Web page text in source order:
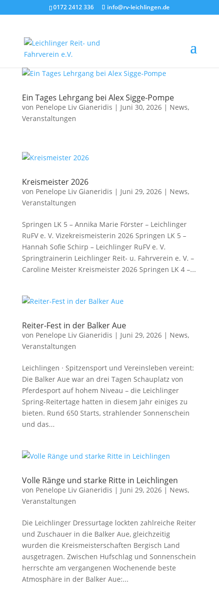
0172 2412 336 info@rv-leichlingen.de
Ein Tages Lehrgang bei Alex Sigge-Pompe
von Penelope Liv Gianeridis | Juni 30, 2026| News,
Veranstaltungen
Kreismeister 2026
von Penelope Liv Gianeridis | Juni 29, 2026| News,
Veranstaltungen
Springen LK 5 – Annika Marie Förster – Leichlinger
RuFV e. V. Vizekreismeisterin 2026 Springen LK 5 –
Hannah Sofie Schirp – Leichlinger RuFV e. V.
Springtrainerin Leichlinger Reit- u. Fahrverein e. V. –
Caroline Meister Kreismeister 2026 Springen LK 4 –...
Reiter-Fest in der Balker Aue
von Penelope Liv Gianeridis | Juni 29, 2026| News,
Veranstaltungen
Leichlingen · Spitzensport und Vereinsleben vereint:
Die Balker Aue war an drei Tagen Schauplatz von
Pferdesport auf hohem Niveau – die Leichlinger
Spring-Reitertage hatten in diesem Jahr einiges zu
bieten. Rund 650 Starts, strahlender Sonnenschein
und das...
Volle Ränge und starke Ritte in Leichlingen
von Penelope Liv Gianeridis | Juni 29, 2026| News,
Veranstaltungen
Die Leichlinger Dressurtage lockten zahlreiche Reiter
und Zuschauer in die Balker Aue, gleichzeitig
wurden die Kreismeisterschaften Bergisch Land
ausgetragen. Zwischen Hufschlag und Sonnenschein
herrschte am vergangenen Wochenende beste
Atmosphäre in der Balker Aue:...